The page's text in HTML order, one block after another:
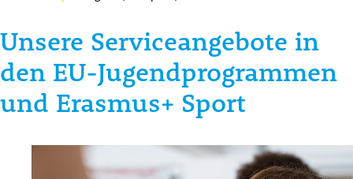
Unsere Serviceangebote in
den EU-Jugendprogrammen
und Erasmus+ Sport